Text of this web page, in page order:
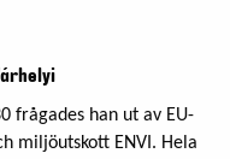
frågades han ut av EU-
miljöutskott ENVI. Hela